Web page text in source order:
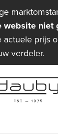
website niet
actuele prijs
verdeler.